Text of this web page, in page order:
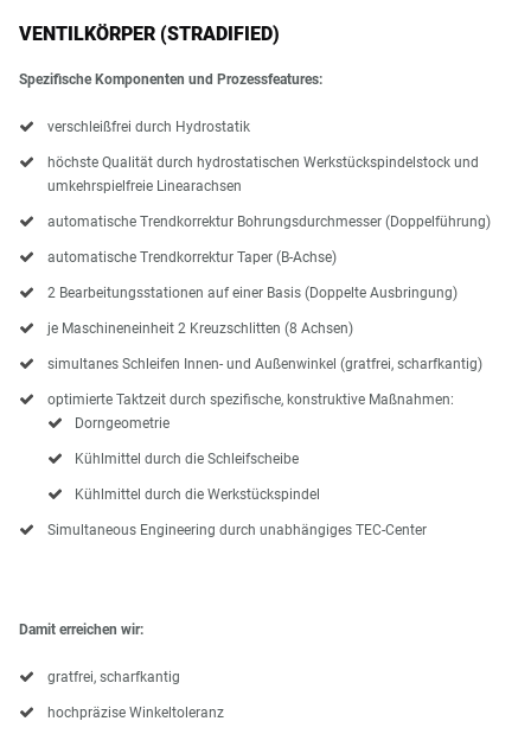
VENTILKÖRPER (STRADIFIED)
Spezifische Komponenten und Prozessfeatures:
verschleißfrei durch Hydrostatik
höchste Qualität durch hydrostatischen Werkstückspindelstock und
umkehrspielfreie Linearachsen
automatische Trendkorrektur Bohrungsdurchmesser (Doppelführung)
automatische Trendkorrektur Taper (B-Achse)
2 Bearbeitungsstationen auf einer Basis (Doppelte Ausbringung)
je Maschineneinheit 2 Kreuzschlitten (8 Achsen)
simultanes Schleifen Innen- und Außenwinkel (gratfrei, scharfkantig)
optimierte Taktzeit durch spezifische, konstruktive Maßnahmen:
Dorngeometrie
Kühlmittel durch die Schleifscheibe
Kühlmittel durch die Werkstückspindel
Simultaneous Engineering durch unabhängiges TEC-Center
Damit erreichen wir:
gratfrei, scharfkantig
hochpräzise Winkeltoleranz